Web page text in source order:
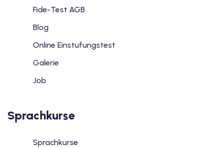
Fide-Test AGB
Blog
Online Einstufungstest
Galerie
Job
Sprachkurse
Sprachkurse